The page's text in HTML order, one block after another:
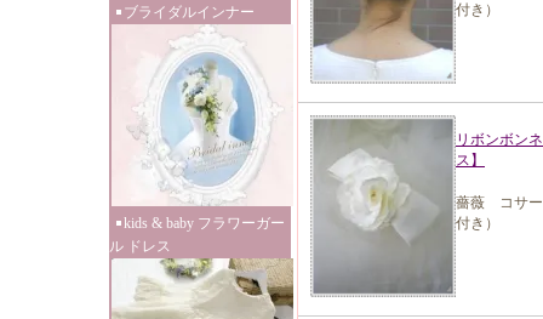
ブライダルインナー
kids & baby フラワーガー
ル ドレス
付き）
リボンボン
ス】
薔薇 コサー
付き）